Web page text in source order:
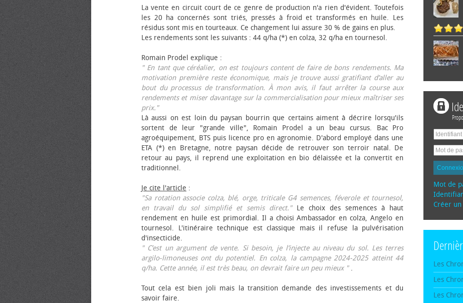
La vente en circuit court de ce genre de production n'a rien d'évident. Toutefois
les 20 ha concernés sont triés, pressés à froid et transformés en huile. Les
résidus sont mis en tourteaux. Ce changement lui assure 30 % de gains en plus.
Les rendements sont les suivants : 44 q/ha (*) en colza, 32 q/ha en tournesol.
Romain Prodel explique :
" En tant que céréalier, on est toujours content de faire de bons rendements. Ma
motivation première reste économique, mais je trouve aussi gratifiant d’aller au
bout du processus de transformation. À mon avis, il faut arrêter la course aux
rendements et miser davantage sur la commercialisation pour mieux maîtriser ses
prix."
Là aussi on est loin du paysan bourrin que certains aiment à décrire lorsqu'ils
sortent de leur "grande ville", Romain Prodel a un beau cursus. Bac Pro
agroéquipement, BTS puis licence pro en agronomie. D'abord employé dans une
ETA (*) en Bretagne, notre paysan décide de retrouver son terroir natal. De
retour au pays, il reprend une exploitation en bio délaissée et la convertit en
traditionnel.
Je cite l'article :
"Sa rotation associe colza, blé, orge, triticale G4 semences, féverole et tournesol,
en travail du sol simplifié et semis direct."Le choix des semences à haut
rendement en huile est primordial. Il a choisi Ambassador en colza, Angelo en
tournesol. L'itinéraire technique est classique mais il refuse la pulvérisation
d'insecticide.
" C’est un argument de vente. Si besoin, je l’injecte au niveau du sol. Les terres
argilo-limoneuses ont du potentiel. En colza, la campagne 2024-2025 atteint 44
q/ha. Cette année, il est très beau, on devrait faire un peu mieux ".
Tout cela est bien joli mais la transition demande des investissements et du
savoir faire.
Mot de
Créer
Les
Les
Les